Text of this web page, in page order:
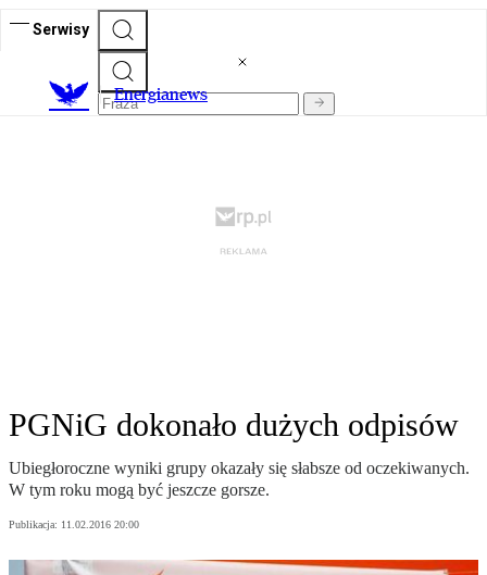
Serwisy
Energianews
PGNiG dokonało dużych odpisów
Ubiegłoroczne wyniki grupy okazały się słabsze od oczekiwanych.
W tym roku mogą być jeszcze gorsze.
Publikacja: 11.02.2016 20:00